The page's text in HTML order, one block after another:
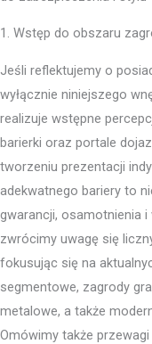
1. Wstęp do obszaru
Jeśli reflektujemy o
wyłącznie niniejszego
realizuje wstępne
barierki oraz portale
tworzeniu prezentacji
adekwatnego bariery to
gwarancji, osamotnienia
zwrócimy uwagę się
fokusując się na
segmentowe, zagrody
metalowe, a także
Omówimy także